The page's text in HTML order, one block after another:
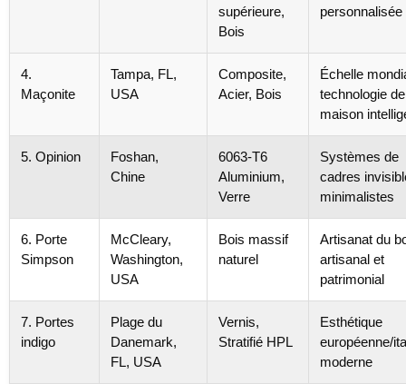
supérieure,
Bois
personnalisée
4.
Maçonite
Tampa, FL,
USA
Composite,
Acier, Bois
Échelle
technologie
maison
5. Opinion
Foshan,
Chine
6063-T6
Aluminium,
Verre
Systèmes de
cadres
minimalistes
6. Porte
Simpson
McCleary,
Washington,
USA
Bois massif
naturel
Artisanat du
artisanal et
patrimonial
7. Portes
indigo
Plage du
Danemark,
FL, USA
Vernis,
Stratifié HPL
Esthétique
européenne/
moderne